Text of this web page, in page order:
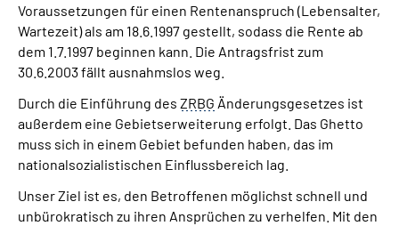
Voraussetzungen für einen Rentenanspruch (Lebensalter,
Wartezeit) als am 18.6.1997 gestellt, sodass die Rente ab
dem 1.7.1997 beginnen kann. Die Antragsfrist zum
30.6.2003 fällt ausnahmslos weg.
Durch die Einführung des ZRBG Änderungsgesetzes ist
außerdem eine Gebietserweiterung erfolgt. Das Ghetto
muss sich in einem Gebiet befunden haben, das im
nationalsozialistischen Einflussbereich lag.
Unser Ziel ist es, den Betroffenen möglichst schnell und
unbürokratisch zu ihren Ansprüchen zu verhelfen. Mit den